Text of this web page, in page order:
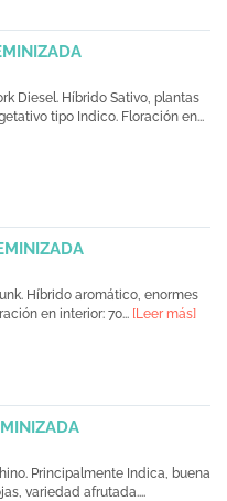
Diesel. Híbrido Sativo, plantas
tipo Indico. Floración en...
Híbrido aromático, enormes
en interior: 70... [Leer más]
Principalmente Indica, buena
variedad afrutada....